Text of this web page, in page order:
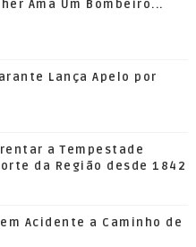
Ama Um Bombeiro...
Lança Apelo por
a Tempestade
da Região desde 1842
Acidente a Caminho de